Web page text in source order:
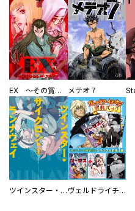
EX ～その賞金稼ぎは、世界の出口を探す～【単行本版】 メテオ７
ツインスター・サイクロン・ランナウェイ ヴェルドライチオシ聖典パック 『転スラ』ミニ画集付き シリウス人気作３選